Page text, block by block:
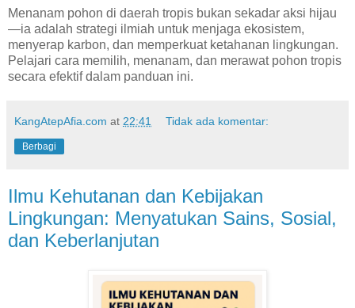
Menanam pohon di daerah tropis bukan sekadar aksi hijau
—ia adalah strategi ilmiah untuk menjaga ekosistem,
menyerap karbon, dan memperkuat ketahanan lingkungan.
Pelajari cara memilih, menanam, dan merawat pohon tropis
secara efektif dalam panduan ini.
KangAtepAfia.com at 22:41 Tidak ada komentar:
Berbagi
Ilmu Kehutanan dan Kebijakan
Lingkungan: Menyatukan Sains, Sosial,
dan Keberlanjutan